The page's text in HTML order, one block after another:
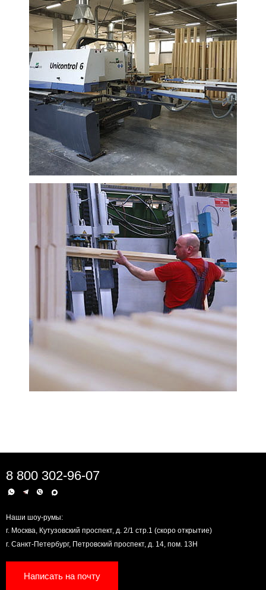
8 800 302-96-07
Наши шоу-румы:
г. Москва, Кутузовский проспект, д. 2/1 стр.1 (скоро открытие)
г. Санкт-Петербург, Петровский проспект, д. 14, пом. 13Н
Написать на почту